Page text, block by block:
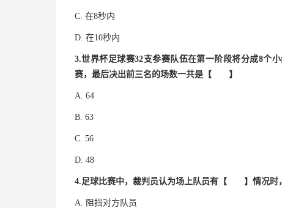
C. 在8秒内
D. 在10秒内
3.世界杯足球赛32支参赛队伍在第一阶段将分成8个
赛，最后决出前三名的场数一共是【 】
A. 64
B. 63
C. 56
D. 48
4.足球比赛中，裁判员认为场上队员有【 】情况时
A. 阻挡对方队员